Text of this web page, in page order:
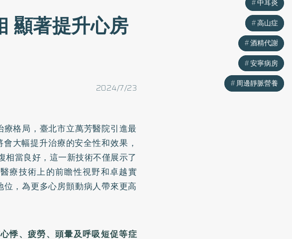
顯著提升心房
2024/7/23
格局，臺北市立萬芳醫院引進最
大幅提升治療的安全性和效果，
相當良好，這一新技術不僅展示了
療技術上的前瞻性視野和卓越實
，為更多心房顫動病人帶來更高
悸、疲勞、頭暈及呼吸短促等症
中耳炎
高山症
酒精代謝
安寧病房
周邊靜脈營養
中耳炎
高山症
酒精代謝
安寧病房
周邊靜脈營養